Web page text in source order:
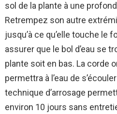
sol de la plante à une
Retrempez son autre
jusqu’à ce qu’elle touche le
assurer que le bol d’eau se
plante soit en bas. La corde
permettra à l’eau de
technique d’arrosage
environ 10 jours sans